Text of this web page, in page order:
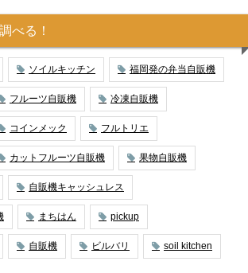
べる！
ソイルキッチン 福岡発の弁当自販機
フルーツ自販機 冷凍自販機
コインメック フルトリエ
カットフルーツ自販機 果物自販機
自販機キャッシュレス
まちはん pickup
自販機 ビルバリ soil kitchen